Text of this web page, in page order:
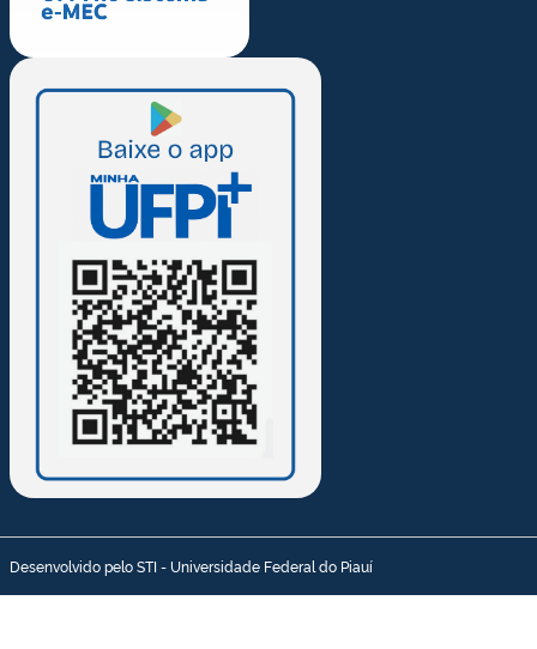
Desenvolvido pelo STI - Universidade Federal do Piauí